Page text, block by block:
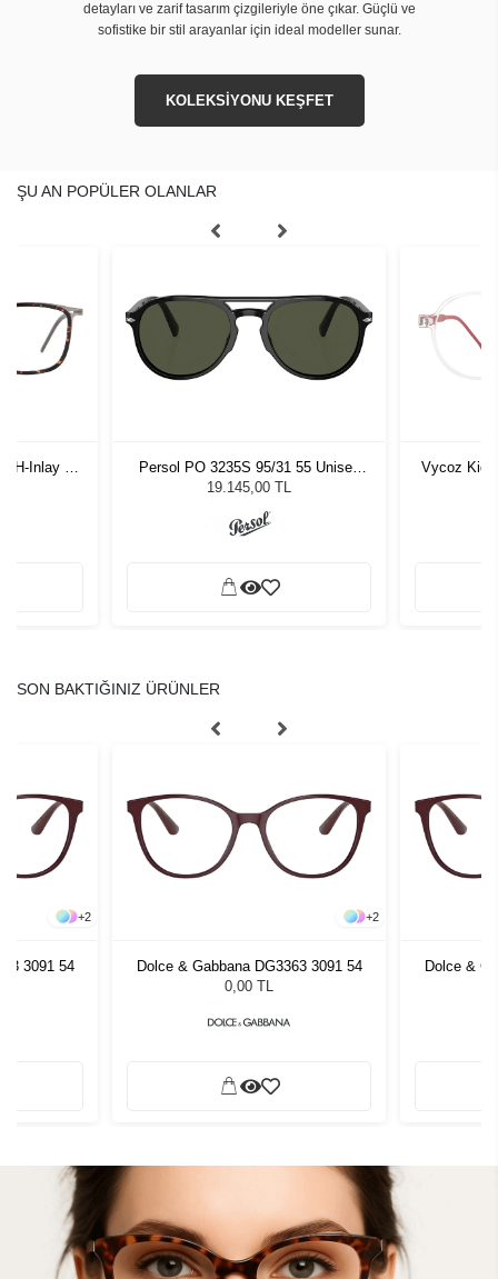
detayları ve zarif tasarım çizgileriyle öne çıkar. Güçlü ve
sofistike bir stil arayanlar için ideal modeller sunar.
KOLEKSİYONU KEŞFET
ŞU AN POPÜLER OLANLAR
H-Inlay 53-
Persol PO 3235S 95/31 55 Unisex
Güneş Gözlüğü
19.145,00 TL
Vycoz Kids
SON BAKTIĞINIZ ÜRÜNLER
+2
3091 54
+2
Dolce & Gabbana DG3363 3091 54
0,00 TL
Dolce &